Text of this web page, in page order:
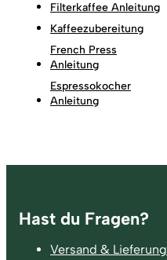
Filterkaffee Anleitung
Kaffeezubereitung
French Press
Anleitung
Espressokocher
Anleitung
Fußzeile
Hast du Fragen?
Versand & Lieferung